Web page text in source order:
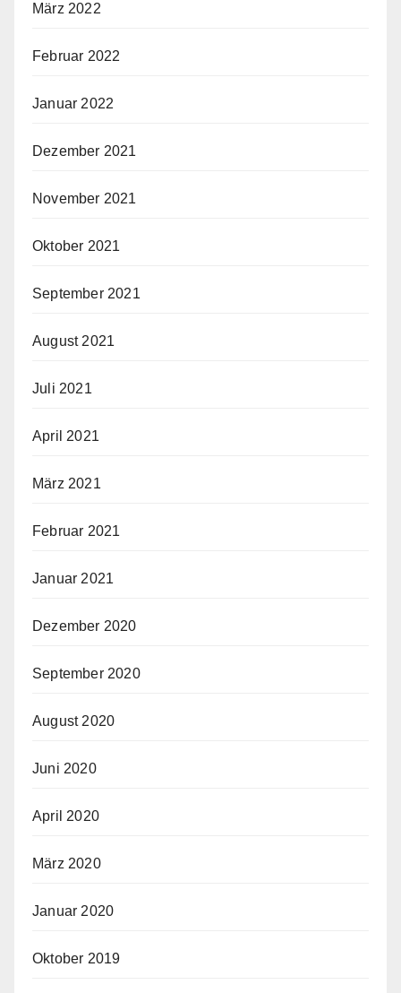
März 2022
Februar 2022
Januar 2022
Dezember 2021
November 2021
Oktober 2021
September 2021
August 2021
Juli 2021
April 2021
März 2021
Februar 2021
Januar 2021
Dezember 2020
September 2020
August 2020
Juni 2020
April 2020
März 2020
Januar 2020
Oktober 2019